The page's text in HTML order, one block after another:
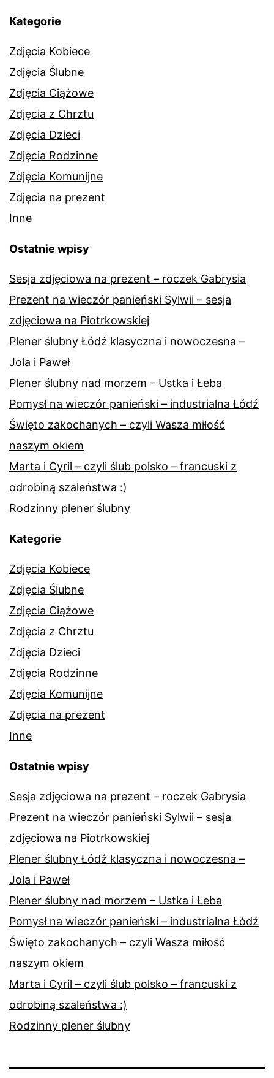
Kategorie
Zdjęcia Kobiece
Zdjęcia Ślubne
Zdjęcia Ciążowe
Zdjęcia z Chrztu
Zdjęcia Dzieci
Zdjęcia Rodzinne
Zdjęcia Komunijne
Zdjęcia na prezent
Inne
Ostatnie wpisy
Sesja zdjęciowa na prezent – roczek Gabrysia
Prezent na wieczór panieński Sylwii – sesja
zdjęciowa na Piotrkowskiej
Plener ślubny Łódź klasyczna i nowoczesna –
Jola i Paweł
Plener ślubny nad morzem – Ustka i Łeba
Pomysł na wieczór panieński – industrialna Łódź
Święto zakochanych – czyli Wasza miłość
naszym okiem
Marta i Cyril – czyli ślub polsko – francuski z
odrobiną szaleństwa :)
Rodzinny plener ślubny
Kategorie
Zdjęcia Kobiece
Zdjęcia Ślubne
Zdjęcia Ciążowe
Zdjęcia z Chrztu
Zdjęcia Dzieci
Zdjęcia Rodzinne
Zdjęcia Komunijne
Zdjęcia na prezent
Inne
Ostatnie wpisy
Sesja zdjęciowa na prezent – roczek Gabrysia
Prezent na wieczór panieński Sylwii – sesja
zdjęciowa na Piotrkowskiej
Plener ślubny Łódź klasyczna i nowoczesna –
Jola i Paweł
Plener ślubny nad morzem – Ustka i Łeba
Pomysł na wieczór panieński – industrialna Łódź
Święto zakochanych – czyli Wasza miłość
naszym okiem
Marta i Cyril – czyli ślub polsko – francuski z
odrobiną szaleństwa :)
Rodzinny plener ślubny